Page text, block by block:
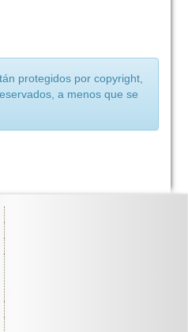
protegidos por copyright,
a menos que se